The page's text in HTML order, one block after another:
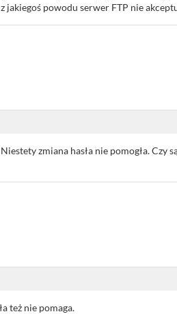
jakiegoś powodu serwer FTP nie
zmiana hasła nie pomogła. Czy
też nie pomaga.